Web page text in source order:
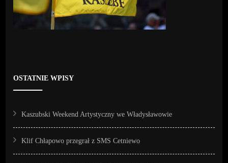
OSTATNIE WPISY
Kaszubski Weekend Artystyczny we Władysławowie
Klif Chłapowo przegrał z SMS Cetniewo